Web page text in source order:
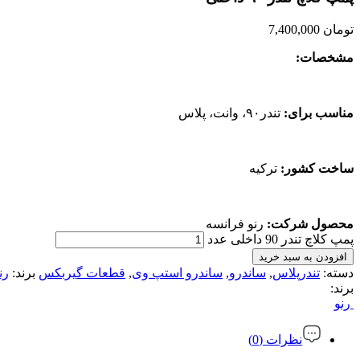
تومان
مشخصات:
مناسب برای: تندر۹۰، وانت، پلاس
ساخت کشور: ترکیه
محصول شرکت: رنو فرانسه
پمپ کلاچ تندر 90 داخلی عدد
افزودن به سبد خرید
دسته: تندرپلاس, ساندرو, ساندرو استپ وی, قطعات گیربکس برند:
برند:
رنو
نظرات (0)